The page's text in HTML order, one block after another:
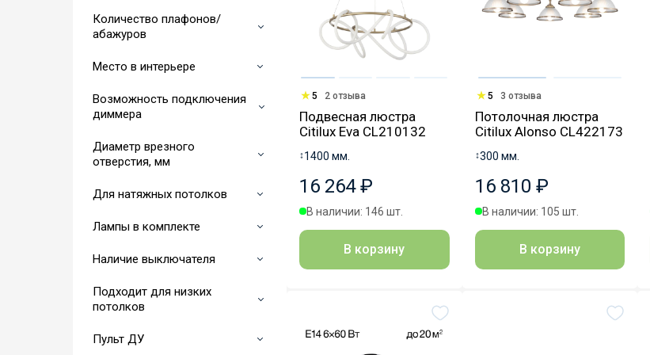
Количество плафонов/
абажуров
Место в интерьере
Возможность подключения
диммера
Диаметр врезного
отверстия, мм
Для натяжных потолков
Лампы в комплекте
Наличие выключателя
Подходит для низких
потолков
Пульт ДУ
5 2 отзыва
Подвесная люстра
Citilux Eva CL210132
↕1400 мм.
16 264 ₽
В наличии: 146 шт.
В корзину
5 3 отзыва
Потолочная люстра
Citilux Alonso CL422173
↕300 мм.
16 810 ₽
В наличии: 105 шт.
В корзину